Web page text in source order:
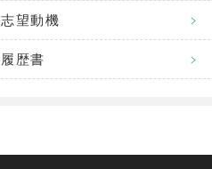
志望動機
履歴書